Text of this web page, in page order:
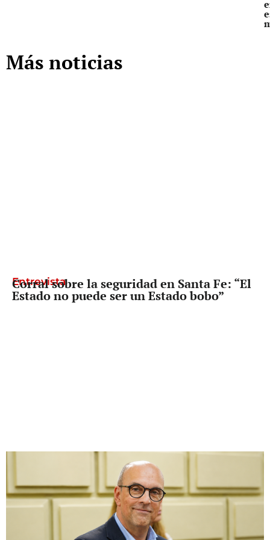
Más noticias
Entrevista
Corral sobre la seguridad en Santa Fe: “El
Estado no puede ser un Estado bobo”
Diputado Provincial
Palo Oliver busca que reclamarle los
fondos a Nación deje de depender del